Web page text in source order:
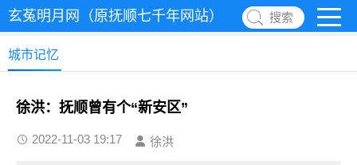
玄菟明月网（原抚顺七千年网站） 搜索
城市记忆
徐洪：抚顺曾有个“新安区”
2022-11-03 19:17 徐洪